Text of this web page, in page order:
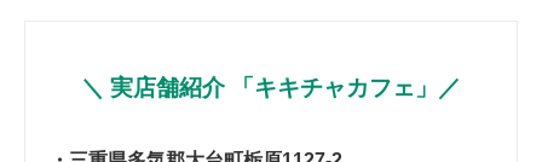
＼ 実店舗紹介 「キキチャカフェ」／